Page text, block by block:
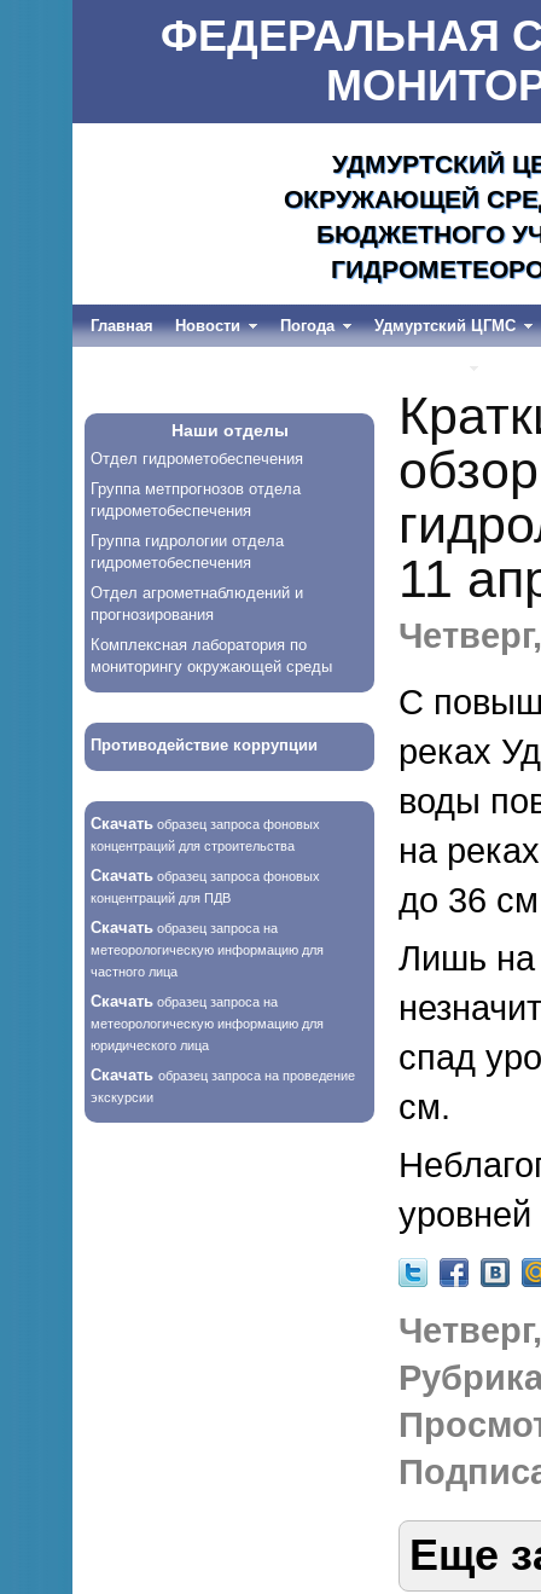
ФЕДЕРАЛЬНАЯ
УДМУРТСКИЙ
ОКРУЖАЮЩЕЙ
БЮДЖЕТНОГО
Главная Новости Погода Удмуртский ЦГМС
Наши отделы
Отдел гидрометобеспечения
Группа метпрогнозов отдела
гидрометобеспечения
Группа гидрологии отдела
гидрометобеспечения
Отдел агрометнаблюдений и
прогнозирования
Комплексная лаборатория по
мониторингу окружающей среды
Противодействие коррупции
Скачать образец запроса фоновых
концентраций для строительства
Скачать образец запроса фоновых
концентраций для ПДВ
Скачать образец запроса на
метеорологическую информацию для
частного лица
Скачать образец запроса на
метеорологическую информацию для
юридического лица
Скачать образец запроса на проведение
экскурсии
11
С
реках
воды
на
до 36 см
Лишь на
спад
см.
Еще